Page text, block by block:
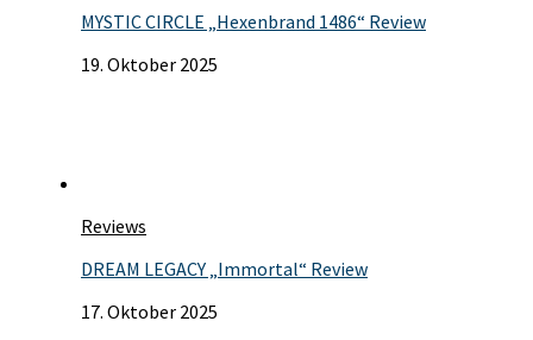
MYSTIC CIRCLE „Hexenbrand 1486“ Review
19. Oktober 2025
Reviews
DREAM LEGACY „Immortal“ Review
17. Oktober 2025